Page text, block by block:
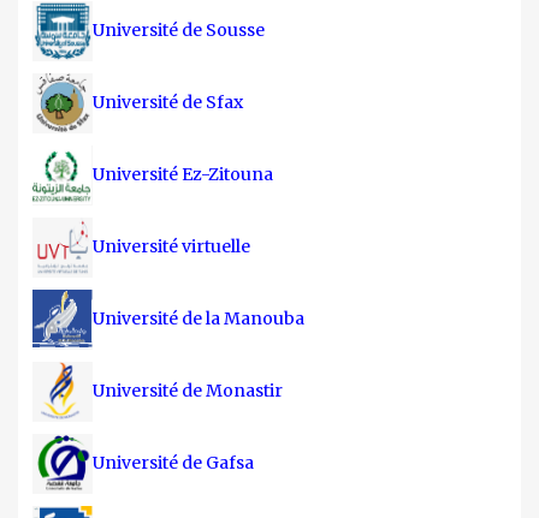
Université de Sousse
Université de Sfax
Université Ez-Zitouna
Université virtuelle
Université de la Manouba
Université de Monastir
Université de Gafsa